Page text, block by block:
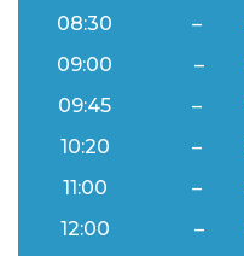
08:30
–
09:00
–
09:45
–
10:20
–
11:00
–
12:00
–